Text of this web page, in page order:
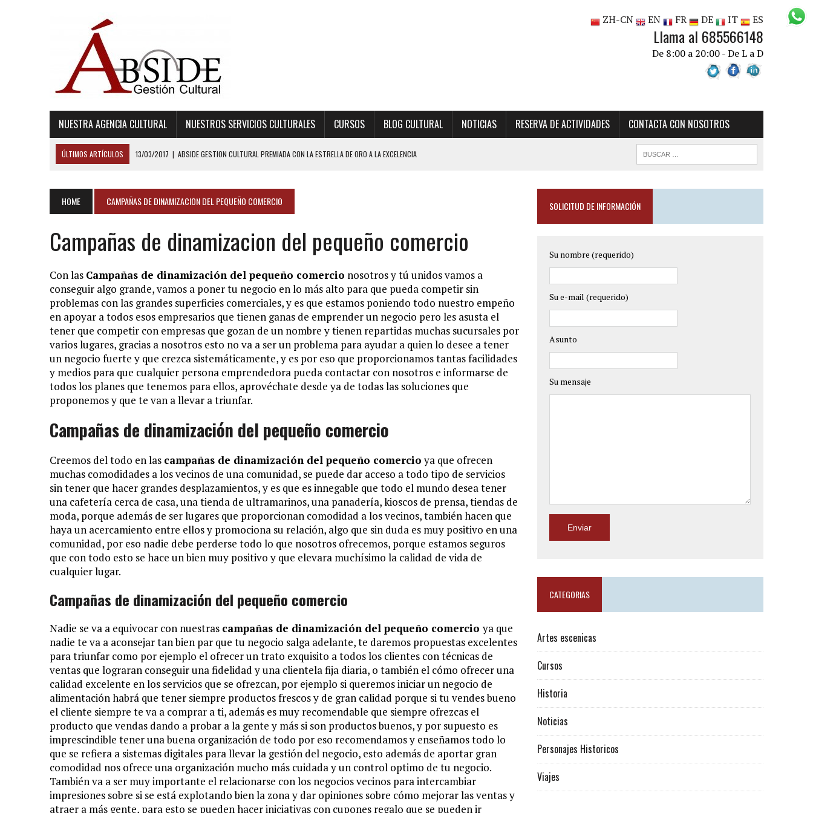
ZH-CN EN FR DE IT ES
Llama al 685566148
De 8:00 a 20:00 - De L a D
NUESTRA AGENCIA CULTURAL NUESTROS SERVICIOS CULTURALES CURSOS BLOG CULTURAL NOTICIAS RESERVA DE ACTIVIDADES CONTACTA CON NOSOTROS
ÚLTIMOS ARTÍCULOS 13/03/2017 | ABSIDE GESTION CULTURAL PREMIADA CON LA ESTRELLA DE ORO A LA EXCELENCIA
06/02/2015 | LISTADO DE PERSONAJES “R”
ESPECIAL ALOJAMIENTOS: CURSO RECURSOS TURISTICOS DE ARANJUEZ
HOME CAMPAÑAS DE DINAMIZACION DEL PEQUEÑO COMERCIO
Campañas de dinamizacion del pequeño comercio
Con las Campañas de dinamización del pequeño comercio nosotros y tú unidos vamos a
conseguir algo grande, vamos a poner tu negocio en lo más alto para que pueda competir sin
problemas con las grandes superficies comerciales, y es que estamos poniendo todo nuestro empeño
en apoyar a todos esos empresarios que tienen ganas de emprender un negocio pero les asusta el
tener que competir con empresas que gozan de un nombre y tienen repartidas muchas sucursales por
varios lugares, gracias a nosotros esto no va a ser un problema para ayudar a quien lo desee a tener
un negocio fuerte y que crezca sistemáticamente, y es por eso que proporcionamos tantas facilidades
y medios para que cualquier persona emprendedora pueda contactar con nosotros e informarse de
todos los planes que tenemos para ellos, aprovéchate desde ya de todas las soluciones que
proponemos y que te van a llevar a triunfar.
Campañas de dinamización del pequeño comercio
Creemos del todo en las campañas de dinamización del pequeño comercioya que ofrecen
muchas comodidades a los vecinos de una comunidad, se puede dar acceso a todo tipo de servicios
sin tener que hacer grandes desplazamientos, y es que es innegable que todo el mundo desea tener
una cafetería cerca de casa, una tienda de ultramarinos, una panadería, kioscos de prensa, tiendas de
moda, porque además de ser lugares que proporcionan comodidad a los vecinos, también hacen que
haya un acercamiento entre ellos y promociona su relación, algo que sin duda es muy positivo en una
comunidad, por eso nadie debe perderse todo lo que nosotros ofrecemos, porque estamos seguros
que con todo esto se hace un bien muy positivo y que elevara muchísimo la calidad de vida de
cualquier lugar.
Campañas de dinamización del pequeño comercio
Nadie se va a equivocar con nuestras campañas de dinamización del pequeño comercioya que
nadie te va a aconsejar tan bien par que tu negocio salga adelante, te daremos propuestas excelentes
para triunfar como por ejemplo el ofrecer un trato exquisito a todos los clientes con técnicas de
ventas que lograran conseguir una fidelidad y una clientela fija diaria, o también el cómo ofrecer una
calidad excelente en los servicios que se ofrezcan, por ejemplo si queremos iniciar un negocio de
alimentación habrá que tener siempre productos frescos y de gran calidad porque si tu vendes bueno
el cliente siempre te va a comprar a ti, además es muy recomendable que siempre ofrezcas el
producto que vendas dando a probar a la gente y más si son productos buenos, y por supuesto es
imprescindible tener una buena organización de todo por eso recomendamos y enseñamos todo lo
que se refiera a sistemas digitales para llevar la gestión del negocio, esto además de aportar gran
comodidad nos ofrece una organización mucho más cuidada y un control optimo de tu negocio.
También va a ser muy importante el relacionarse con los negocios vecinos para intercambiar
impresiones sobre si se está explotando bien la zona y dar opiniones sobre cómo mejorar las ventas y
atraer a más gente, para esto se pueden hacer iniciativas con cupones regalo que se pueden ir
SOLICITUD DE INFORMACIÓN
Su nombre (requerido)
Su e-mail (requerido)
Asunto
Su mensaje
CATEGORIAS
Artes escenicas
Cursos
Historia
Noticias
Personajes Historicos
Viajes